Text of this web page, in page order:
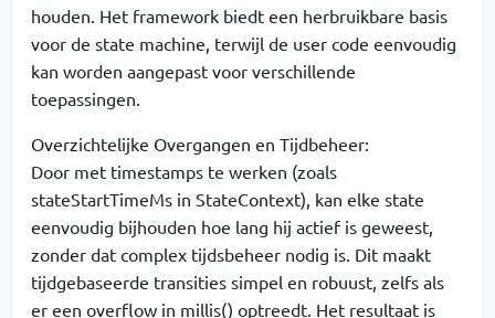
houden. Het framework biedt een herbruikbare basis
voor de state machine, terwijl de user code eenvoudig
kan worden aangepast voor verschillende
toepassingen.
Overzichtelijke Overgangen en Tijdbeheer:
Door met timestamps te werken (zoals
stateStartTimeMs in StateContext), kan elke state
eenvoudig bijhouden hoe lang hij actief is geweest,
zonder dat complex tijdsbeheer nodig is. Dit maakt
tijdgebaseerde transities simpel en robuust, zelfs als
er een overflow in millis() optreedt. Het resultaat is